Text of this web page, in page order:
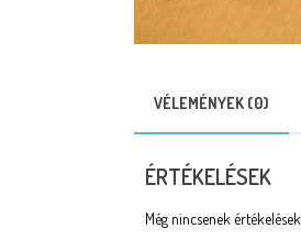
VÉLEMÉNYEK (0)
ÉRTÉKELÉSEK
Még nincsenek értékelések.